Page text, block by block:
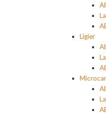
Ligier
Microcar